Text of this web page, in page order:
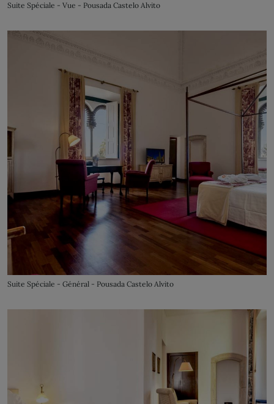
Suite Spéciale - Vue - Pousada Castelo Alvito
Suite Spéciale - Général - Pousada Castelo Alvito